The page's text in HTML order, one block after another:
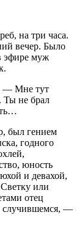
на три часа.
вечер. Было
эфире муж
— Мне тут
Ты не брал
был гением
годного
юность
и девахой,
или
отец
случившемся, —